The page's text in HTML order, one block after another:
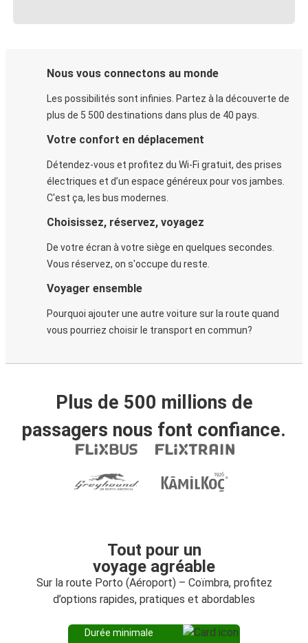
Nous vous connectons au monde
Les possibilités sont infinies. Partez à la découverte de
plus de 5 500 destinations dans plus de 40 pays.
Votre confort en déplacement
Détendez-vous et profitez du Wi-Fi gratuit, des prises
électriques et d’un espace généreux pour vos jambes.
C'est ça, les bus modernes.
Choisissez, réservez, voyagez
De votre écran à votre siège en quelques secondes.
Vous réservez, on s'occupe du reste.
Voyager ensemble
Pourquoi ajouter une autre voiture sur la route quand
vous pourriez choisir le transport en commun?
Plus de 500 millions de
passagers nous font confiance.
Tout pour un
voyage agréable
Sur la route Porto (Aéroport) – Coïmbra, profitez
d’options rapides, pratiques et abordables
Durée minimale